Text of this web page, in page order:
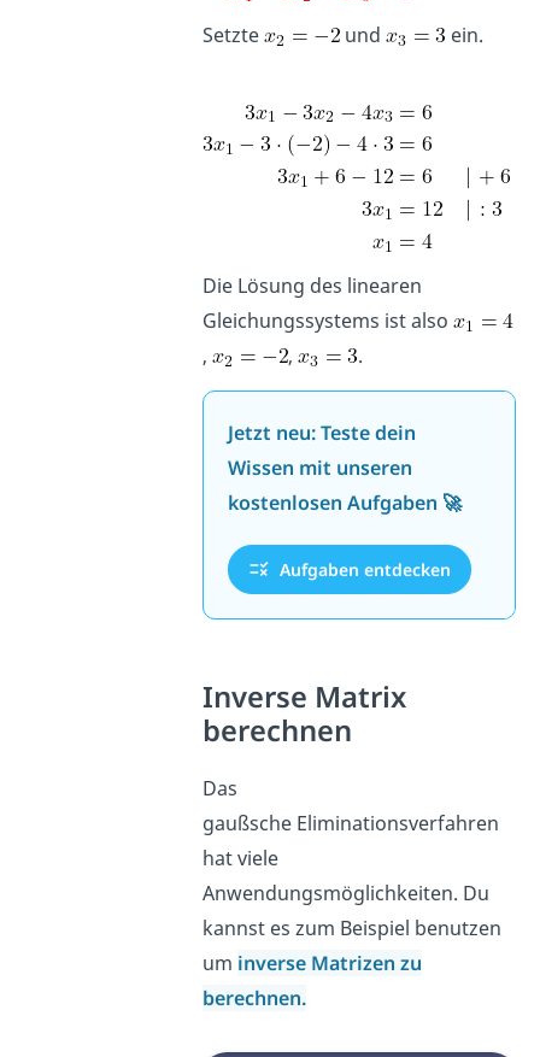
Setzte und ein.
Die Lösung des linearen
Gleichungssystems ist also
,
, .
Jetzt neu: Teste dein
Wissen mit unseren
kostenlosen Aufgaben 🚀
Aufgaben entdecken
Inverse Matrix
berechnen
Das
gaußsche Eliminationsverfahren
hat viele
Anwendungsmöglichkeiten. Du
kannst es zum Beispiel benutzen
um inverse Matrizen zu
berechnen.